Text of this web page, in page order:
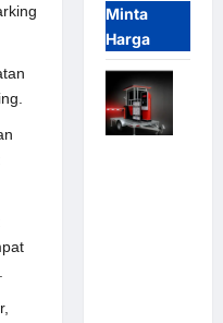
Minta
Harga